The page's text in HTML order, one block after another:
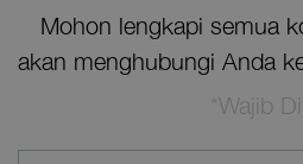
Mohon lengkapi semua
akan menghubungi Anda
*Wajib